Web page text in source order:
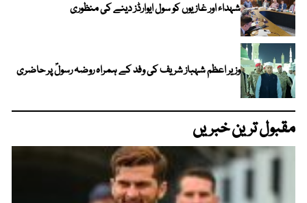
شہداء اور غازیوں کو سول ایوارڈز دینے کی منظوری
وزیر اعظم شہباز شریف کی وفد کے ہمراہ روضہ رسولؐ پر حاضری
مقبول ترین خبریں